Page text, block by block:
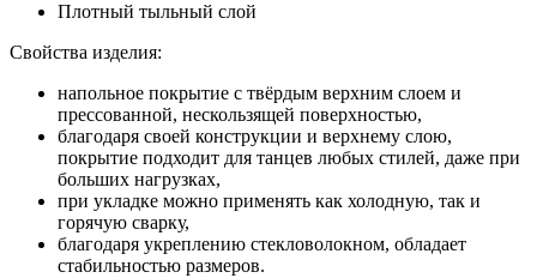
Плотный тыльный слой
Свойства изделия:
напольное покрытие с твёрдым верхним слоем и
прессованной, нескользящей поверхностью,
благодаря своей конструкции и верхнему слою,
покрытие подходит для танцев любых стилей, даже при
больших нагрузках,
при укладке можно применять как холодную, так и
горячую сварку,
благодаря укреплению стекловолокном, обладает
стабильностью размеров.